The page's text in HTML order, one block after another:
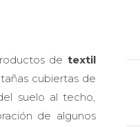
de textil
cubiertas de
suelo al techo,
de algunos